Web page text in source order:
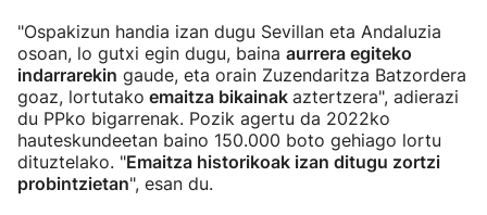
"Ospakizun handia izan dugu Sevillan eta Andaluzia
osoan, lo gutxi egin dugu, baina aurrera egiteko
indarrarekin gaude, eta orain Zuzendaritza Batzordera
goaz, lortutako emaitza bikainak aztertzera", adierazi
du PPko bigarrenak. Pozik agertu da 2022ko
hauteskundeetan baino 150.000 boto gehiago lortu
dituztelako. "Emaitza historikoak izan ditugu zortzi
probintzietan", esan du.